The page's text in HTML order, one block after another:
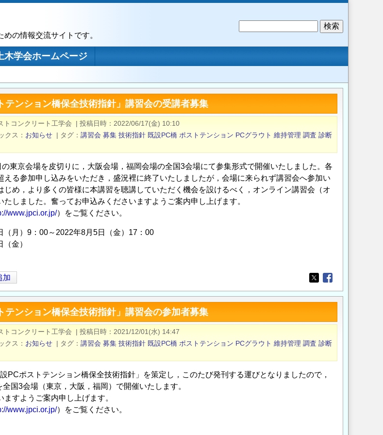
の情報交流サイトです。
木学会ホームページ
テンション橋保全技術指針」講習会の受講者募集
トコンクリート工学会 | 投稿日時
2022/06/17(金) 10:10
クス お知らせ | タグ 講習会 募集 技術指針 既設PC橋 ポストテンション PCグラウト 維持管理 調査 診断
東京会場を皮切りに，大阪会場，福岡会場の全国3会場にて参集形式で開催いたしました。各
える参加申し込みをいただき，盛況裡に終了いたしましたが，会場に来られず講習会へ参加い
じめ，より多くの皆様に本講習を聴講していただく機会を設けるべく，オンライン講習会（オ
しました。奮ってお申込みくださいますようご案内申し上げます。
www.jpci.or.jp/）をご覧ください。
（月）9：00～2022年8月5日（金）17：00
金）
加
Opens in a new
Opens in a new
テンション橋保全技術指針」講習会の参加者募集
トコンクリート工学会 | 投稿日時
2021/12/01(水) 14:47
クス お知らせ | タグ 講習会 募集 技術指針 既設PC橋 ポストテンション PCグラウト 維持管理 調査 診断
PCポストテンション橋保全技術指針」を策定し，このたび発刊する運びとなりましたので，
国3会場（東京，大阪，福岡）で開催いたします。
すようご案内申し上げます。
www.jpci.or.jp/）をご覧ください。